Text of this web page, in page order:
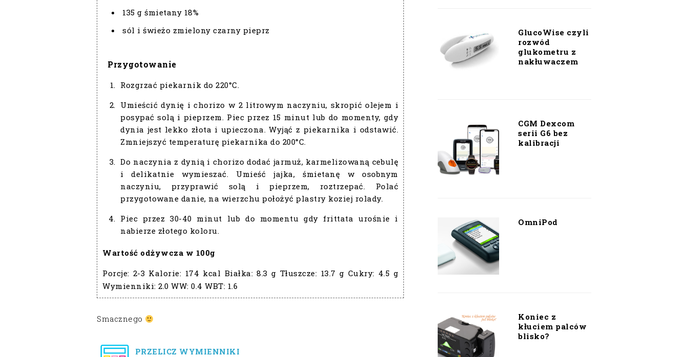
135 g śmietany 18%
sól i świeżo zmielony czarny pieprz
Przygotowanie
Rozgrzać piekarnik do 220°C.
Umieścić dynię i chorizo w 2 litrowym naczyniu, skropić olejem i
posypać solą i pieprzem. Piec przez 15 minut lub do momenty, gdy
dynia jest lekko złota i upieczona. Wyjąć z piekarnika i odstawić.
Zmniejszyć temperaturę piekarnika do 200°C.
Do naczynia z dynią i chorizo dodać jarmuż, karmelizowaną cebulę
i delikatnie wymieszać. Umieść jajka, śmietanę w osobnym
naczyniu, przyprawić solą i pieprzem, roztrzepać. Polać
przygotowane danie, na wierzchu położyć plastry koziej rolady.
Piec przez 30-40 minut lub do momentu gdy frittata urośnie i
nabierze złotego koloru.
Wartość odżywcza w 100g
Porcje: 2-3 Kalorie: 174 kcal Białka:8.3 g Tłuszcze: 13.7 g Cukry: 4.5 g
Wymienniki: 2.0 WW: 0.4 WBT: 1.6
Smacznego
PRZELICZ WYMIENNIKI
GlucoWise czyli
rozwód
glukometru z
nakłuwaczem
CGM Dexcom
serii G6 bez
kalibracji
OmniPod
Koniec z
kłuciem palców
blisko?